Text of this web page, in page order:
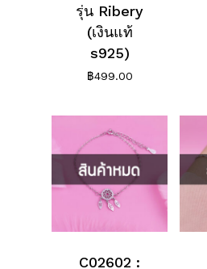
รุ่น Ribery
(เงินแท้
s925)
฿499.00
C02602 :